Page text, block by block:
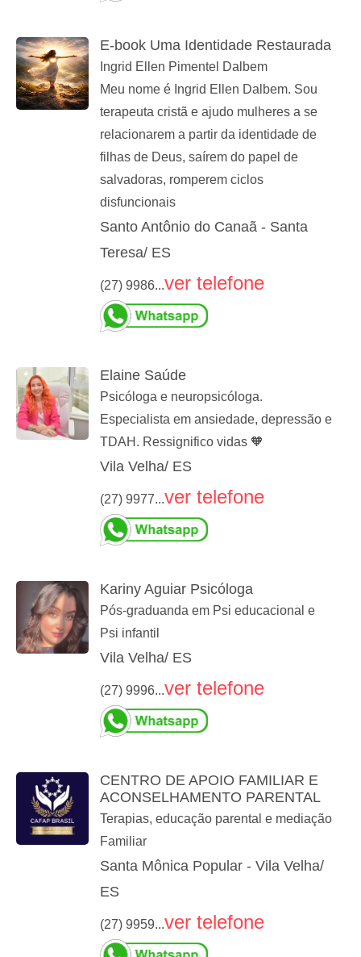
E-book Uma Identidade Restaurada
Ingrid Ellen Pimentel Dalbem
Meu nome é Ingrid Ellen Dalbem. Sou
terapeuta cristã e ajudo mulheres a se
relacionarem a partir da identidade de
filhas de Deus, saírem do papel de
salvadoras, romperem ciclos
disfuncionais
Santo Antônio do Canaã - Santa
Teresa/ ES
(27) 9986...ver telefone
Elaine Saúde
Psicóloga e neuropsicóloga.
Especialista em ansiedade, depressão e
TDAH. Ressignifico vidas 🧡
Vila Velha/ ES
(27) 9977...ver telefone
Kariny Aguiar Psicóloga
Pós-graduanda em Psi educacional e
Psi infantil
Vila Velha/ ES
(27) 9996...ver telefone
CENTRO DE APOIO FAMILIAR E
ACONSELHAMENTO PARENTAL
Terapias, educação parental e mediação
Familiar
Santa Mônica Popular - Vila Velha/
ES
(27) 9959...ver telefone